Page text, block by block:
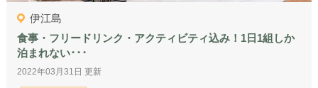
伊江島
食事・フリードリンク・アクティビティ込み！1日1組しか
泊まれない･･･
2022年03月31日 更新